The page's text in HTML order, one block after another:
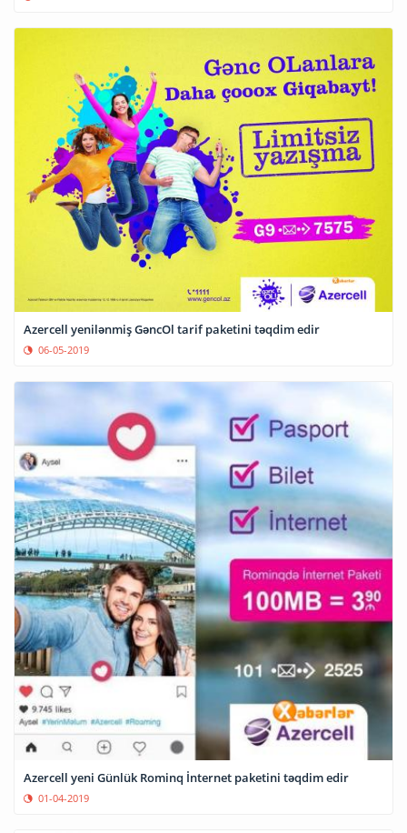
Azercell yenilənmiş GəncOl tarif paketini təqdim edir
06-05-2019
Azercell yeni Günlük Rominq İnternet paketini təqdim edir
01-04-2019